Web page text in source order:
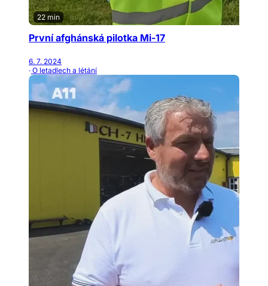
22 min
První afghánská pilotka Mi-17
6. 7. 2024
· O letadlech a létání